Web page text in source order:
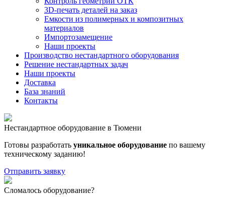
3D-печать деталей на заказ
Емкости из полимерных и композитных
материалов
Импортозамещение
Наши проекты
Производство нестандартного оборудования
Решение нестандартных задач
Наши проекты
Доставка
База знаний
Контакты
Нестандартное оборудование в Тюмени
Готовы разработать уникальное оборудование по вашему
техническому заданию!
Отправить заявку
Сломалось оборудование?